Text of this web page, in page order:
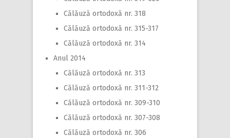
Călăuză ortodoxă nr. 318
Călăuză ortodoxă nr. 315-317
Călăuză ortodoxă nr. 314
Anul 2014
Călăuză ortodoxă nr. 313
Călăuză ortodoxă nr. 311-312
Călăuză ortodoxă nr. 309-310
Călăuză ortodoxă nr. 307-308
Călăuză ortodoxă nr. 306